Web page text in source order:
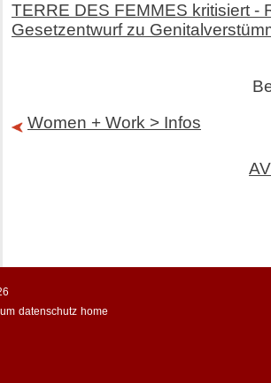
TERRE DES FEMMES kritisiert -
Gesetzentwurf zu
Women + Work > Infos
datenschutz home